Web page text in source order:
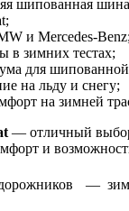
шипованная
и Mercedes-Benz;
в зимних тестах;
для
на льду и снегу;
на зимней
— отличный выбор
и
—